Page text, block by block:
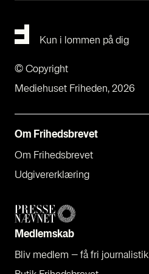
Om Fri­heds­bre­vet
Om Fri­heds­bre­vet
Udgi­ve­rer­klæ­ring
Med­lem­skab
Bliv med­lem – få fri jour­na­li­stik
Kun i lommen på dig
Mediehuset Friheden, 2026
© Copyright